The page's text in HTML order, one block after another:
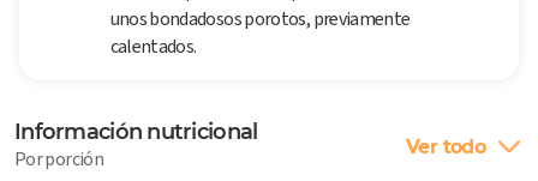
unos bondadosos porotos, previamente
calentados.
Información nutricional
Por porción Ver todo